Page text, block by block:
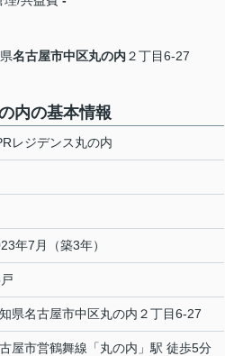
名古屋市中区丸の内２丁目6-27
内の基本情報
レジデンス丸の内
年7月（築3年）
県名古屋市中区丸の内 ２丁目6-27
屋市営鶴舞線 「丸の内 」駅 徒歩5分